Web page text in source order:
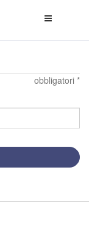
di
obbligatori *